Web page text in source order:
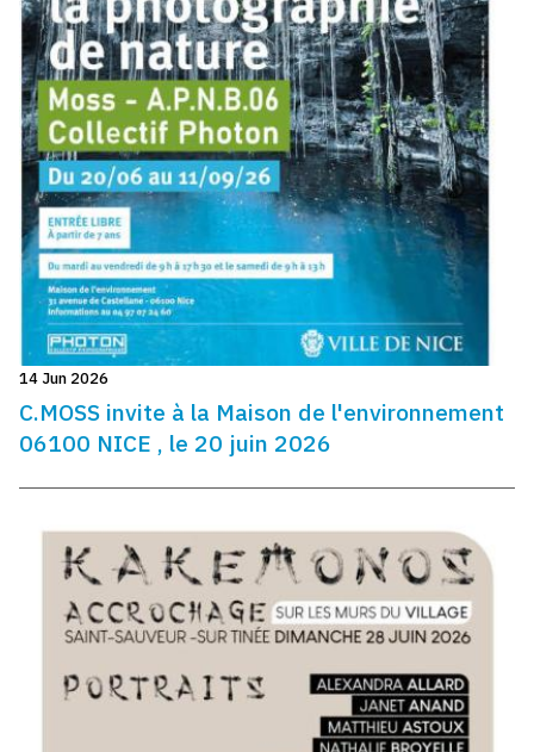
14 Jun 2026
C.MOSS invite à la Maison de l'environnement
06100 NICE , le 20 juin 2026